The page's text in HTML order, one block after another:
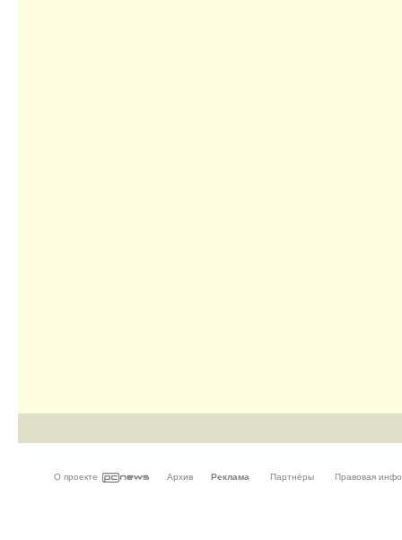
О проекте Архив Реклама Партнёры Правовая